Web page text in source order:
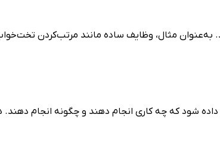
به‌عنوان مثال، وظایف ساده مانند مرتب‌کردن
شود که چه کاری انجام دهند و چگونه انجام